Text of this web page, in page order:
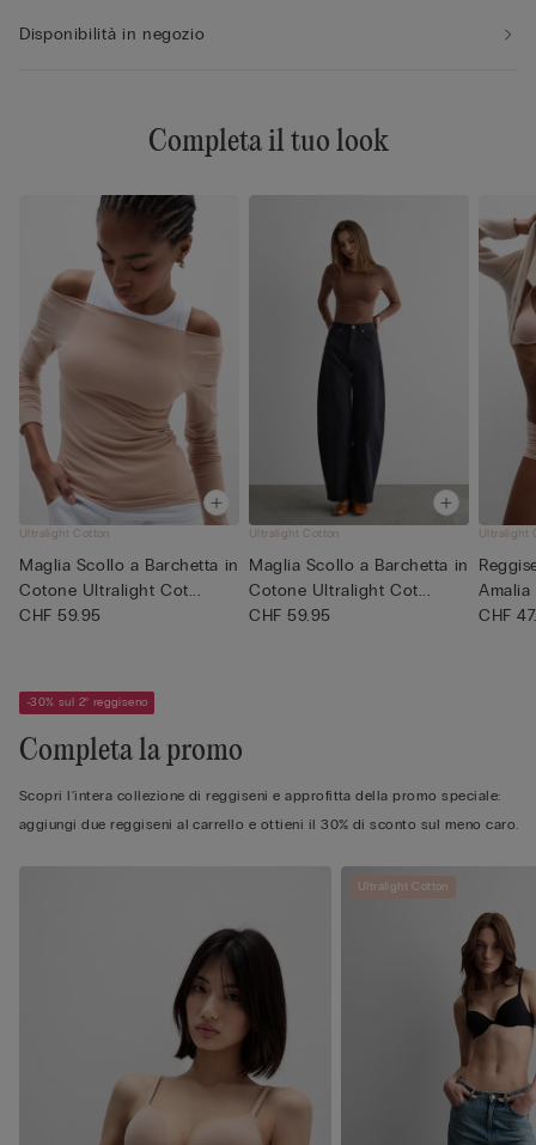
Disponibilità in negozio
Completa il tuo look
Ultralight Cotton
Maglia Scollo a Barchetta in
Cotone Ultralight Cot...
CHF 59.95
Ultralight Cotton
Maglia Scollo a Barchetta in
Cotone Ultralight Cot...
CHF 59.95
Ultralight
C...
CHF
-30% sul 2° reggiseno
Completa la promo
Scopri l'intera collezione di reggiseni e approfitta della promo speciale:
aggiungi due reggiseni al carrello e ottieni il 30% di sconto sul meno caro.
Ultralight Cotton